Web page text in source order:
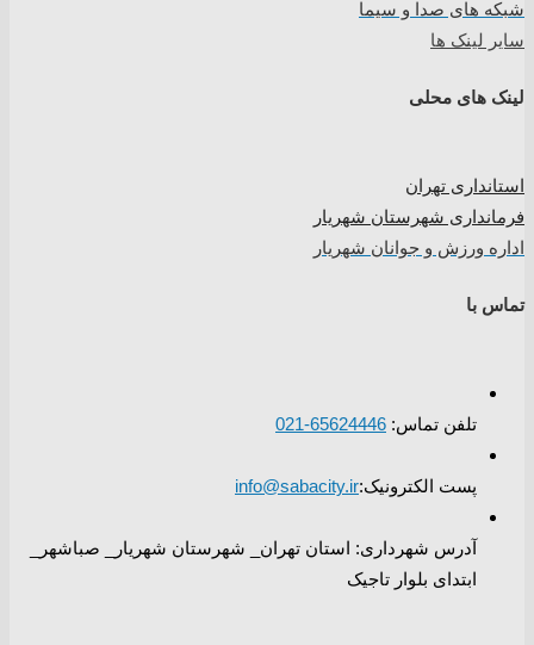
شبکه های صدا و سیما
سایر لینک ها
لینک های محلی
استانداری تهران
فرمانداری شهرستان شهریار
اداره ورزش و جوانان شهریار
تماس با
تلفن تماس: 65624446-021
پست الکترونیک:info@sabacity.ir
آدرس شهرداری: استان تهران_ شهرستان شهریار_ صباشهر_
ابتدای بلوار تاجیک